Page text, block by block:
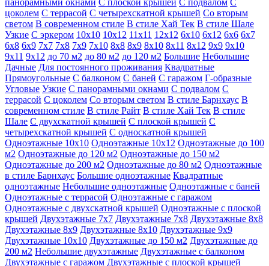
панорамными окнами С плоской крышей С подвалом С
цоколем С террасой С четырехскатной крышей Со вторым
светом В современном стиле В стиле Хай Тек В стиле Шале
Узкие С эркером 10х10 10х12 11х11 12х12 6х10 6х12 6х6 6х7
6х8 6х9 7х7 7х8 7х9 7х10 8х8 8х9 8х10 8х11 8х12 9х9 9х10
9х11 9х12 до 70 м2 до 80 м2 до 120 м2 Большие Небольшие
Дачные Для постоянного проживания Квадратные
Прямоугольные С балконом С баней С гаражом Г-образные
Угловые Узкие С панорамными окнами С подвалом С
террасой С цоколем Со вторым светом В стиле Барнхаус В
современном стиле В стиле Райт В стиле Хай Тек В стиле
Шале С двухскатной крышей С плоской крышей С
четырехскатной крышей С односкатной крышей
Одноэтажные 10х10 Одноэтажные 10х12 Одноэтажные до 100
м2 Одноэтажные до 120 м2 Одноэтажные до 150 м2
Одноэтажные до 200 м2 Одноэтажные до 80 м2 Одноэтажные
в стиле Барнхаус Большие одноэтажные Квадратные
одноэтажные Небольшие одноэтажные Одноэтажные с баней
Одноэтажные с террасой Одноэтажные с гаражом
Одноэтажные с двухскатной крышей Одноэтажные с плоской
крышей Двухэтажные 7х7 Двухэтажные 7х8 Двухэтажные 8х8
Двухэтажные 8х9 Двухэтажные 8х10 Двухэтажные 9х9
Двухэтажные 10х10 Двухэтажные до 150 м2 Двухэтажные до
200 м2 Небольшие двухэтажные Двухэтажные с балконом
Двухэтажные с гаражом Двухэтажные с плоской крышей